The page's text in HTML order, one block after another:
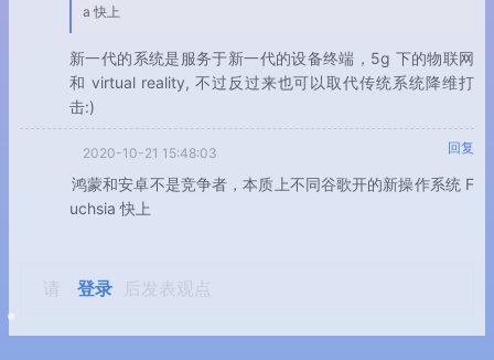
a 快上
新一代的系统是服务于新一代的设备终端，5g 下的物联网
和 virtual reality, 不过反过来也可以取代传统系统降维打
击:)
2020-10-21 15:48:03 回复
鸿蒙和安卓不是竞争者，本质上不同谷歌开的新操作系统 F
uchsia 快上
请 登录 后发表观点